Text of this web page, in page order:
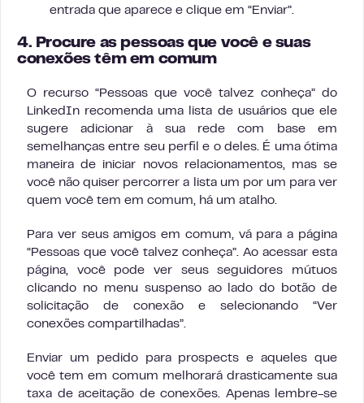
entrada que aparece e clique em “Enviar”.
4. Procure as pessoas que você e suas
conexões têm em comum
O recurso “Pessoas que você talvez conheça” do
LinkedIn recomenda uma lista de usuários que ele
sugere adicionar à sua rede com base em
semelhanças entre seu perfil e o deles. É uma ótima
maneira de iniciar novos relacionamentos, mas se
você não quiser percorrer a lista um por um para ver
quem você tem em comum, há um atalho.
Para ver seus amigos em comum, vá para a página
“Pessoas que você talvez conheça”. Ao acessar esta
página, você pode ver seus seguidores mútuos
clicando no menu suspenso ao lado do botão de
solicitação de conexão e selecionando “Ver
conexões compartilhadas”.
Enviar um pedido para prospects e aqueles que
você tem em comum melhorará drasticamente sua
taxa de aceitação de conexões. Apenas lembre-se